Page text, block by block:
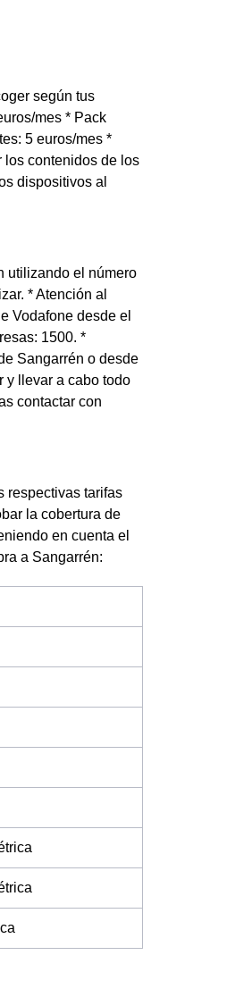
según tus
mes * Pack
5 euros/mes *
los contenidos de los
dispositivos al
utilizando el número
* Atención al
Vodafone desde el
1500. *
Sangarrén o desde
y llevar a cabo todo
contactar con
respectivas tarifas
la cobertura de
en cuenta el
a Sangarrén: